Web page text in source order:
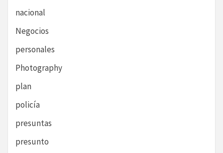
nacional
Negocios
personales
Photography
plan
policía
presuntas
presunto